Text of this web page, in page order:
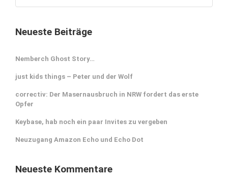
Neueste Beiträge
Nemberch Ghost Story…
just kids things – Peter und der Wolf
correctiv: Der Masernausbruch in NRW fordert das erste
Opfer
Keybase, hab noch ein paar Invites zu vergeben
Neuzugang Amazon Echo und Echo Dot
Neueste Kommentare